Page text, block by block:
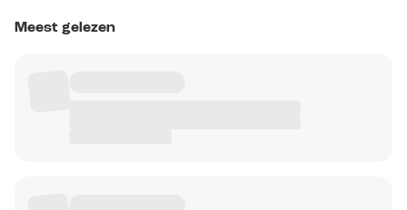
Meest gelezen